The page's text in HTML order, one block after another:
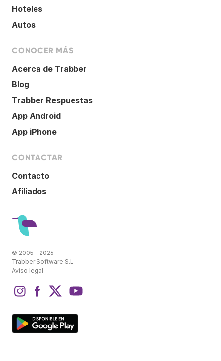
Hoteles
Autos
CONOCER MÁS
Acerca de Trabber
Blog
Trabber Respuestas
App Android
App iPhone
CONTACTAR
Contacto
Afiliados
© 2005 - 2026
Trabber Software S.L.
Aviso legal